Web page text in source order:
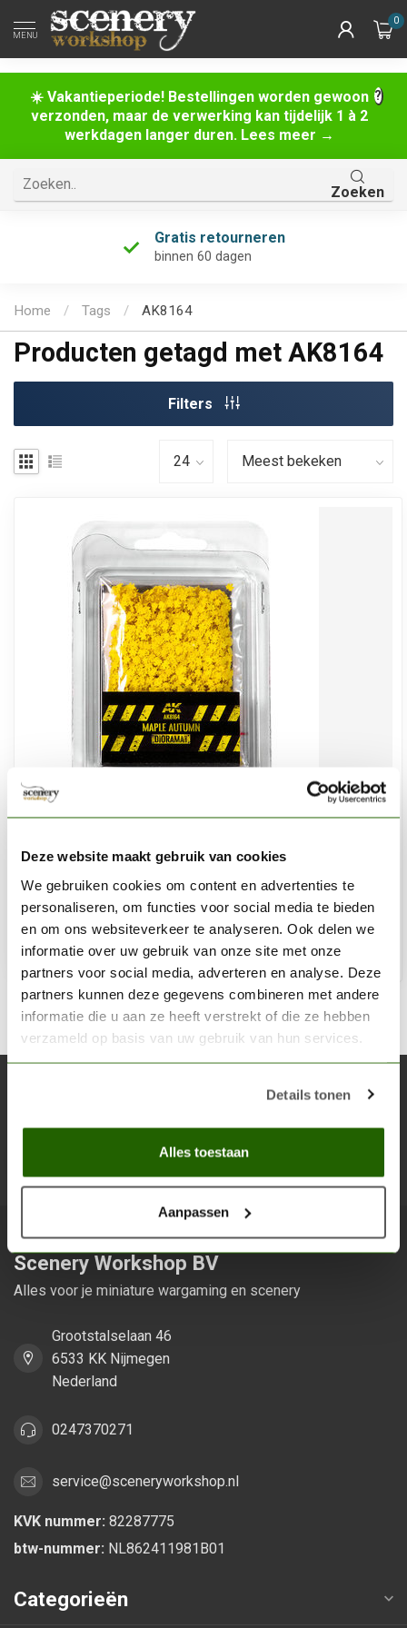
Deze website maakt gebruik van cookies
We gebruiken cookies om content en advertenties te
personaliseren, om functies voor social media te bieden
en om ons websiteverkeer te analyseren. Ook delen we
informatie over uw gebruik van onze site met onze
partners voor social media, adverteren en analyse. Deze
partners kunnen deze gegevens combineren met andere
informatie die u aan ze heeft verstrekt of die ze hebben
verzameld op basis van uw gebruik van hun services.
Details tonen
Alles toestaan
Aanpassen
☀️ Vakantieperiode! Bestellingen worden gewoon
verzonden, maar de verwerking kan tijdelijk 1 à 2
werkdagen langer duren. Lees meer →
MENU
0
Zoeken
Gratis retourneren
binnen 60 dagen
Home / Tags / AK8164
Producten getagd met AK8164
Filters
AK INTERACTIVE
€9,95
Op voorraad
Abonneer je op onze nieuwsbrief
Scenery Workshop BV
Alles voor je miniature wargaming en scenery
Grootstalselaan 46
6533 KK Nijmegen
Nederland
0247370271
service@sceneryworkshop.nl
KVK nummer: 82287775
btw-nummer: NL862411981B01
Categorieën